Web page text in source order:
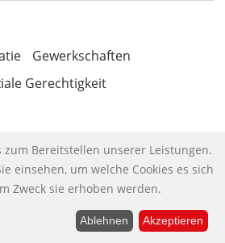
Gewerkschaften
Gerechtigkeit
Macron, Emmanuel
Rentenalter
Verteilungsgerechtigkeit
zum Bereitstellen unserer Leistungen.
einsehen, um welche Cookies es sich
Zweck sie erhoben werden.
Ablehnen Akzeptieren